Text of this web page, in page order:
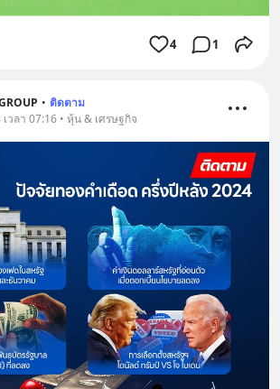
4 1
• ติดตาม
วลา 07:16 • หุ้น & เศรษฐกิจ